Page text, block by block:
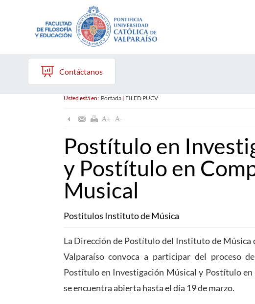
Contáctanos
Usted está en: Portada| FILED PUCV
Postítulo en
y Postítulo en
Musical
Postítulos Instituto de Música
La Dirección de Postítulo del Instituto de Música
Valparaíso convoca a participar del proceso
Postítulo en Investigación Músical y Postítulo
se encuentra abierta hasta el día 19 de marzo.